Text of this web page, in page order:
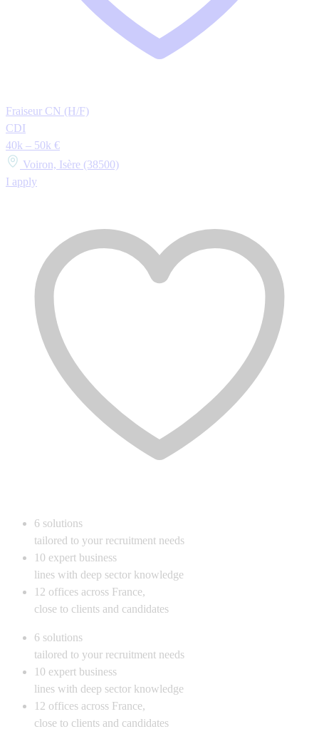
Fraiseur CN (H/F)
CDI
40k – 50k €
Voiron, Isère (38500)
I apply
6 solutions
tailored to your recruitment needs
10 expert business
lines with deep sector knowledge
12 offices across France,
close to clients and candidates
6 solutions
tailored to your recruitment needs
10 expert business
lines with deep sector knowledge
12 offices across France,
close to clients and candidates